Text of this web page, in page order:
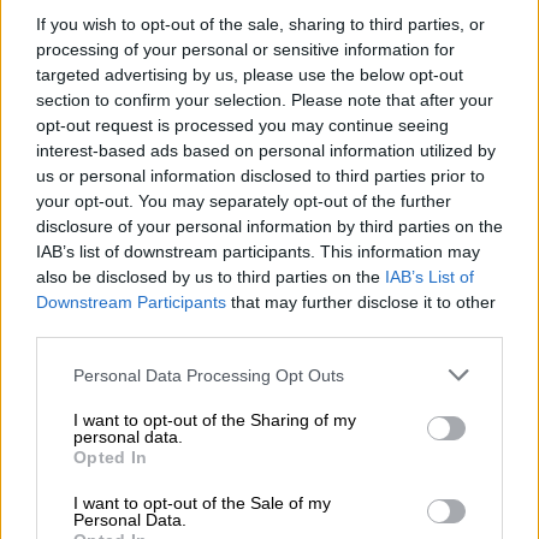
If you wish to opt-out of the sale, sharing to third parties, or
processing of your personal or sensitive information for
targeted advertising by us, please use the below opt-out
section to confirm your selection. Please note that after your
opt-out request is processed you may continue seeing
interest-based ads based on personal information utilized by
us or personal information disclosed to third parties prior to
your opt-out. You may separately opt-out of the further
disclosure of your personal information by third parties on the
IAB’s list of downstream participants. This information may
also be disclosed by us to third parties on the IAB’s List of
Downstream Participants that may further disclose it to other
Please note that this website/app uses one or more Google
not limited to your visit or usage behaviour. You may click to
grant or deny consent to Google and its third-party tags to
use your data for below specified purposes in below Google
consent section.
Personal Data Processing Opt Outs
I want to opt-out of the Sharing of my
personal data.
Opted In
I want to opt-out of the Sale of my
Personal Data.
καθώς θα ληφθεί υπόψη και ο
δημοσιονομικός χώρος που υπάρχει.
«Η ακρίβεια είναι παγκόσμιο φαινόμενο και
μην έχετε καμία αμφιβολία ότι θα υποστούμε
και εμείς στην Ελλάδα συνέπειες. Και θα
πρέπει να είμαστε έτοιμοι να περιορίσουμε
τιςαρνητικές τους επιπτώσεις»
υπογράμμισε στη συνέντευξη του ο
πρωθυπουργός, για να προσθέσει πως θα
παρατείνονται, ενώ η κυβέρνηση εστιάζει
στην ανάγκη να υπάρξει μια ευρωπαϊκή
γραμμή άμυνας απέναντι στις αυξήσεις των